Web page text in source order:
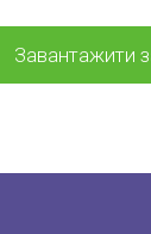
Завантажити